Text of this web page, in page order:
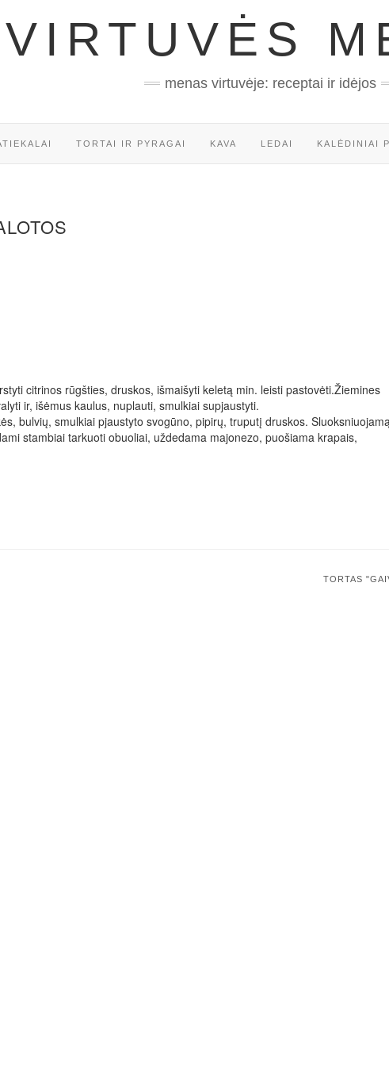
VIRTUVĖS
menas virtuvėje: receptai ir idėjos
TORTAI IR PYRAGAI KAVA LEDAI KALĖDINIAI
citrinos rūgšties, druskos, išmaišyti keletą min. leisti pastovėti.Žiemines
ir, išėmus kaulus, nuplauti, smulkiai supjaustyti.
bulvių, smulkiai pjaustyto svogūno, pipirų, truputį druskos.
stambiai tarkuoti obuoliai, uždedama majonezo, puošiama krapais,
TORTAS